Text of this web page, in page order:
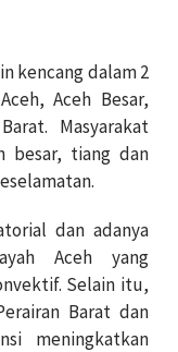
kencang dalam 2
Aceh Besar,
Masyarakat
besar, tiang dan
dan adanya
Aceh yang
Selain itu,
Barat dan
meningkatkan